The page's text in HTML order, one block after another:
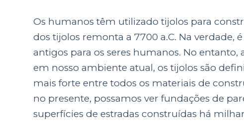
Os humanos têm utilizado tijolos para
dos tijolos remonta a 7700 a.C. Na verdade,
antigos para os seres humanos. No
em nosso ambiente atual, os tijolos são
mais forte entre todos os materiais de
no presente, possamos ver fundações de
superfícies de estradas construídas há